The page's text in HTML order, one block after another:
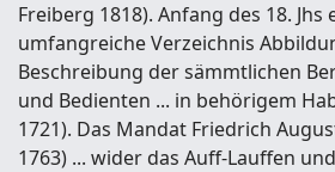
Freiberg 1818). Anfang des 18. Jhs
umfangreiche Verzeichnis
Beschreibung der sämmtlichen
und Bedienten ... in behörigem
1721). Das Mandat Friedrich
1763) ... wider das Auff-Lauffen